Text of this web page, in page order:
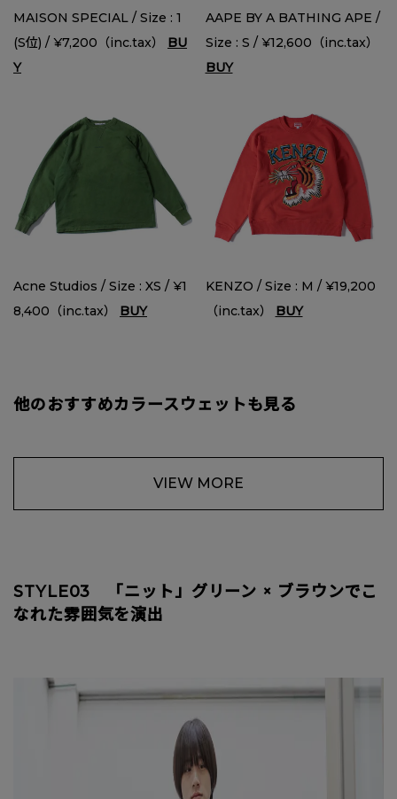
MAISON SPECIAL / Size : 1
(S位) / ¥7,200（inc.tax） BU
Y
AAPE BY A BATHING APE /
Size : S / ¥12,600（inc.tax）
BUY
Acne Studios / Size : XS / ¥1
8,400（inc.tax） BUY
KENZO / Size : M / ¥19,200
（inc.tax） BUY
他のおすすめカラースウェットも見る
VIEW MORE
STYLE03 「ニット」グリーン × ブラウンでこ
なれた雰囲気を演出